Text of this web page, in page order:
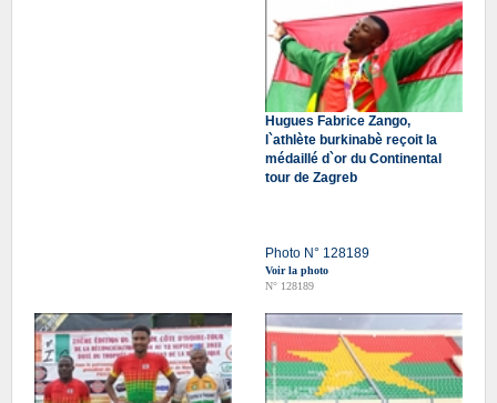
Hugues Fabrice Zango,
l`athlète burkinabè reçoit la
médaillé d`or du Continental
tour de Zagreb
Photo N° 128189
Voir la photo
N° 128189